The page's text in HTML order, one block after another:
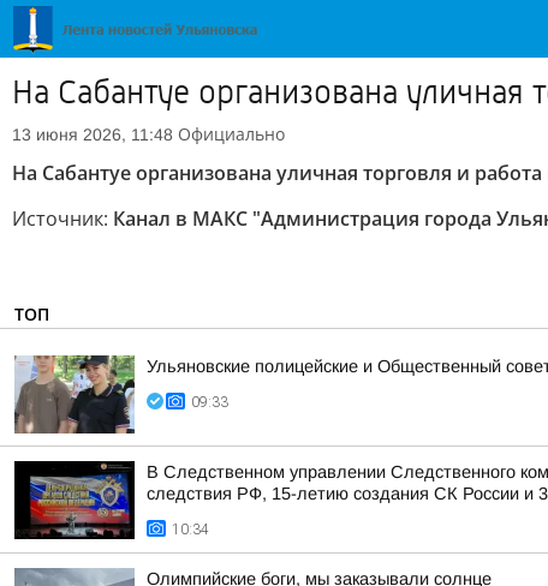
На Сабантуе организована уличная
13 июня 2026, 11:48 Официально
На Сабантуе организована уличная торговля и
Источник: Канал в МАКС "Администрация города
ТОП
Ульяновские полицейские и Общественный
09:33
В Следственном управлении Следственного
следствия РФ, 15-летию создания СК России и
10:34
Олимпийские боги, мы заказывали солнце